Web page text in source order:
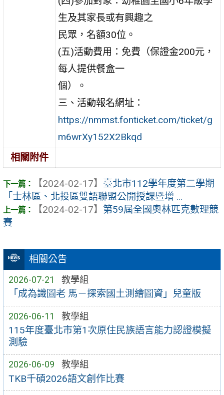
相關公告
2026-07-21 教學組
「成為識圖老 馬－探索國土測繪圖資」兒童版
2026-06-11 教學組
115年度臺北市第1次原住民族語言能力認證模擬
測驗
2026-06-09 教學組
TKB千碩2026語文創作比賽
生及其家長或有興趣之
民眾，名額30位。
(五)活動費用：免費（保證金200元，
每人提供餐盒一
個）。
三、活動報名網址：
https://nmmst.fonticket.com/ticket/g
m6wrXy152X2Bkqd
相關附件
【2024-02-17】 臺北市112學年度第二學期
「士林區、北投區雙語聯盟公開授課暨增 ...
【2024-02-17】 第59屆全國奧林匹克數理競
賽